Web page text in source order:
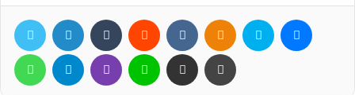
Twitter LinkedIn Tumblr Reddit ВконтактеОдноклассники
Skype
WhatsAppTelegram Viber Line Поделиться через электронную почту Печатать